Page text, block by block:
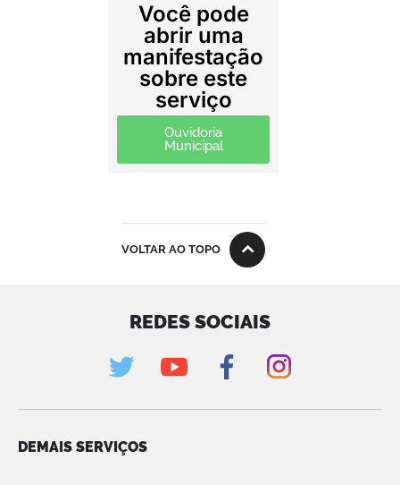
Você pode
abrir uma
manifestação
sobre este
serviço
Ouvidoria
Municipal
VOLTAR AO TOPO
REDES SOCIAIS
DEMAIS SERVIÇOS